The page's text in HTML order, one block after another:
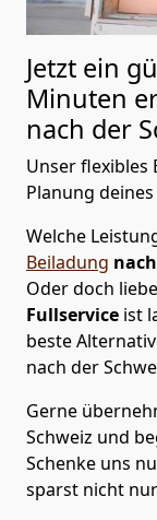
Jetzt ein
Minuten
nach der
Unser flexibles
Planung
Welche
Beiladung
Oder doch
Fullservice ist
beste
nach der
Gerne
Schweiz und
Schenke uns
sparst nicht